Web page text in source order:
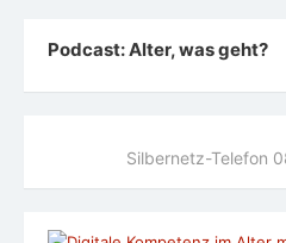
Podcast: Alter, was geht?
Silbernetz-Telefon